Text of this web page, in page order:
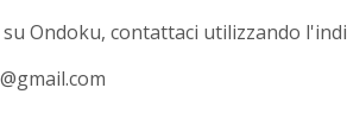
su Ondoku, contattaci utilizzando